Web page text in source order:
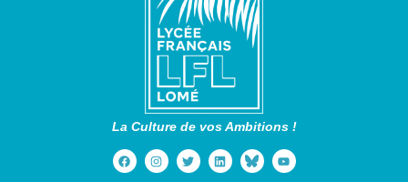
La Culture de vos Ambitions !